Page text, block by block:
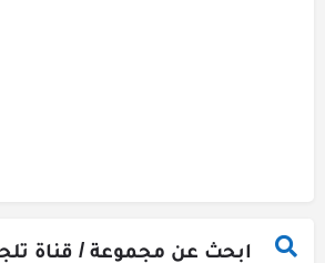
ابحث عن مجموعة / قناة